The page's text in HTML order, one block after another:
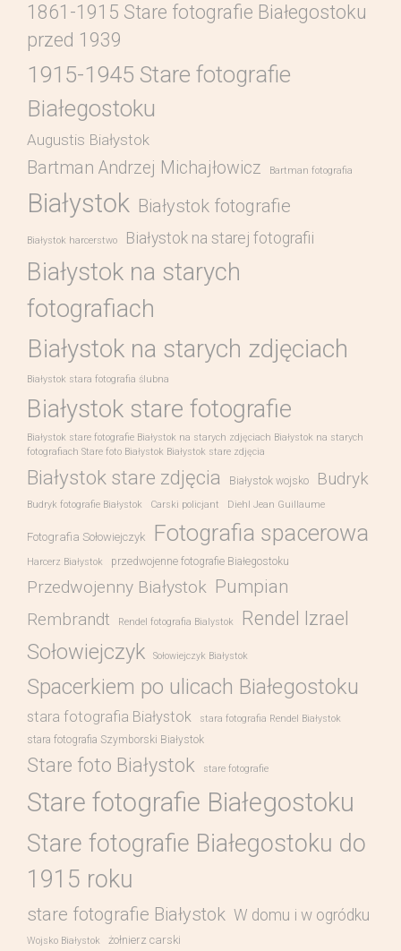
1861-1915 Stare fotografie Białegostoku
przed 1939
1915-1945 Stare fotografie
Białegostoku
Augustis Białystok
Bartman Andrzej Michajłowicz Bartman fotografia
Białystok Białystok fotografie
Białystok harcerstwo Białystok na starej fotografii
Białystok na starych
fotografiach
Białystok na starych zdjęciach
Białystok stara fotografia ślubna
Białystok stare fotografie
Białystok stare fotografie Białystok na starych zdjęciach Białystok na starych
fotografiach Stare foto Białystok Białystok stare zdjęcia
Białystok stare zdjęcia Białystok wojsko Budryk
Budryk fotografie Białystok Carski policjant Diehl Jean Guillaume
Fotografia Sołowiejczyk Fotografia spacerowa
Harcerz Białystok przedwojenne fotografie Białegostoku
Przedwojenny Białystok Pumpian
Rembrandt Rendel fotografia Bialystok Rendel Izrael
Sołowiejczyk Sołowiejczyk Białystok
Spacerkiem po ulicach Białegostoku
stara fotografia Białystok stara fotografia Rendel Białystok
stara fotografia Szymborski Białystok
Stare foto Białystok stare fotografie
Stare fotografie Białegostoku
Stare fotografie Białegostoku do
1915 roku
stare fotografie Białystok W domu i w ogródku
Wojsko Białystok żołnierz carski